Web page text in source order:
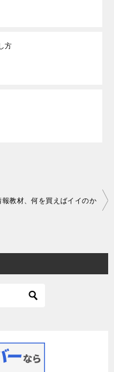
方
報教材、何を買えばイイのか